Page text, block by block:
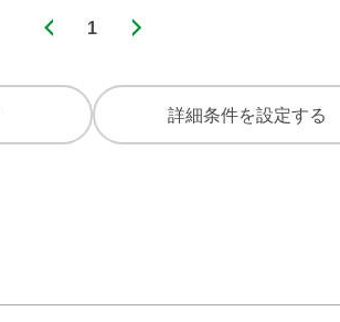
1
詳細条件を設定する